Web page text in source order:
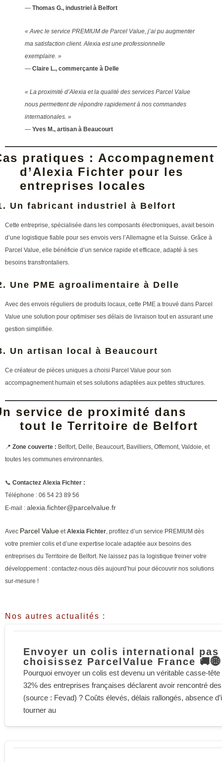
— Thomas G., industriel à Belfort
« Avec le service PREMIUM de Parcel Value, j’ai pu augmenter
ma satisfaction client. Alexia est une professionnelle
exemplaire. »
— Claire L., commerçante à Delle
« La proximité d’Alexia et la qualité des services Parcel Value
nous permettent de répondre rapidement à nos commandes
internationales. »
— Yves M., artisan à Beaucourt
pratiques : Accompagnement
d’Alexia Fichter pour les
entreprises locales
Un fabricant industriel à Belfort
Cette entreprise, spécialisée dans les composants électroniques, avait besoin
d’une logistique fiable pour ses envois vers l’Allemagne et la Suisse. Grâce à
Parcel Value, elle bénéficie d’un service rapide et efficace, adapté à ses
besoins transfrontaliers.
Une PME agroalimentaire à Delle
Avec des envois réguliers de produits locaux, cette PME a trouvé dans Parcel
Value une solution pour optimiser ses délais de livraison tout en assurant une
gestion simplifiée.
Un artisan local à Beaucourt
Ce créateur de pièces uniques a choisi Parcel Value pour son
accompagnement humain et ses solutions adaptées aux petites structures.
service de proximité dans
tout le Territoire de Belfort
📍 Zone couverte : Belfort, Delle, Beaucourt, Bavilliers, Offemont, Valdoie, et
toutes les communes environnantes.
📞 Contactez Alexia Fichter :
Téléphone : 06 54 23 89 56
E-mail : alexia.fichter@parcelvalue.fr
Avec Parcel Value etAlexia Fichter, profitez d’un service PREMIUM dès
votre premier colis et d’une expertise locale adaptée aux besoins des
entreprises du Territoire de Belfort. Ne laissez pas la logistique freiner votre
développement : contactez-nous dès aujourd’hui pour découvrir nos solutions
sur-mesure !
Nos autres actualités :
Envoyer un colis international
choisissez ParcelValue France 🚚🌐
Pourquoi envoyer un colis est devenu un véritable casse-
32% des entreprises françaises déclarent avoir rencontré
(source : Fevad) ? Coûts élevés, délais rallongés, absence
tourner au